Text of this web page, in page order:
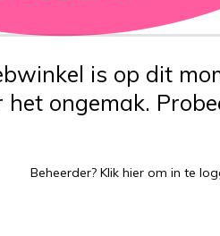
is op dit
het ongemak.
Beheerder? Klik hier om in te